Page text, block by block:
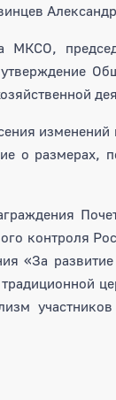
МКСО,
размерах,
контроля
«За